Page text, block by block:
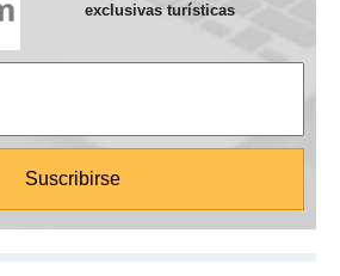
exclusivas turísticas